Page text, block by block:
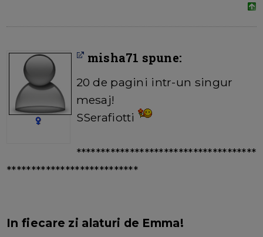
misha71 spune:
20 de pagini intr-un singur
mesaj!
SSerafiotti
*************************************
***************************
In fiecare zi alaturi de Emma!